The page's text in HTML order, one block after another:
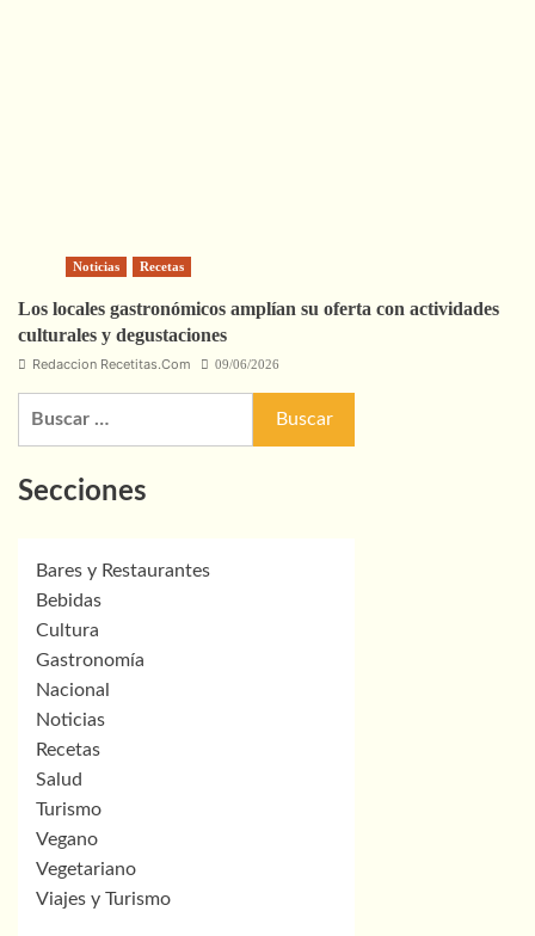
Noticias Recetas
Los locales gastronómicos amplían su oferta con actividades
culturales y degustaciones
Redaccion Recetitas.Com 09/06/2026
Secciones
Bares y Restaurantes
Bebidas
Cultura
Gastronomía
Nacional
Noticias
Recetas
Salud
Turismo
Vegano
Vegetariano
Viajes y Turismo